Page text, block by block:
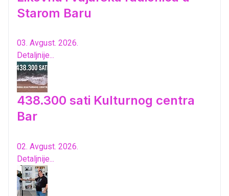
Starom Baru
03. Avgust. 2026.
Detaljnije...
438.300 sati Kulturnog centra
Bar
02. Avgust. 2026.
Detaljnije...